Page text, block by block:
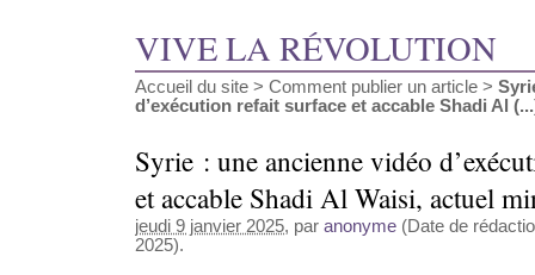
VIVE LA RÉVOLUTION
Accueil du site > Comment publier un article >
d’exécution refait surface et accable Shadi Al
Syrie : une ancienne vidéo
et accable Shadi Al Waisi, actuel
jeudi 9 janvier 2025, par anonyme (Date de
2025).